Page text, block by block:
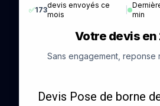
✅173
devis envoyés ce
mois
min
Votre devis en
Sans engagement, reponse
Devis Pose de borne